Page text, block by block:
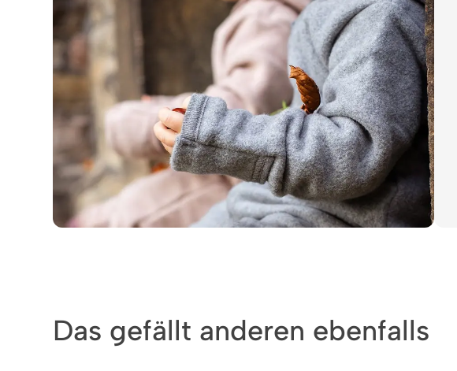
Das gefällt anderen ebenfalls